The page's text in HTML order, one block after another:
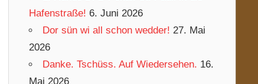
Hafenstraße! 6. Juni 2026
Dor sün wi all schon wedder! 27. Mai
2026
Danke. Tschüss. Auf Wiedersehen. 16.
Mai 2026